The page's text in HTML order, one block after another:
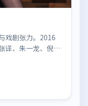
戏剧张力。2016
译、朱一龙、倪
演，影像风格统